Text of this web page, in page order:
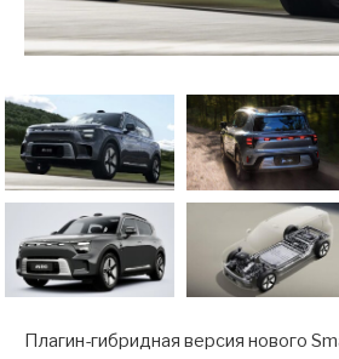
Плагин-гибридная версия нового